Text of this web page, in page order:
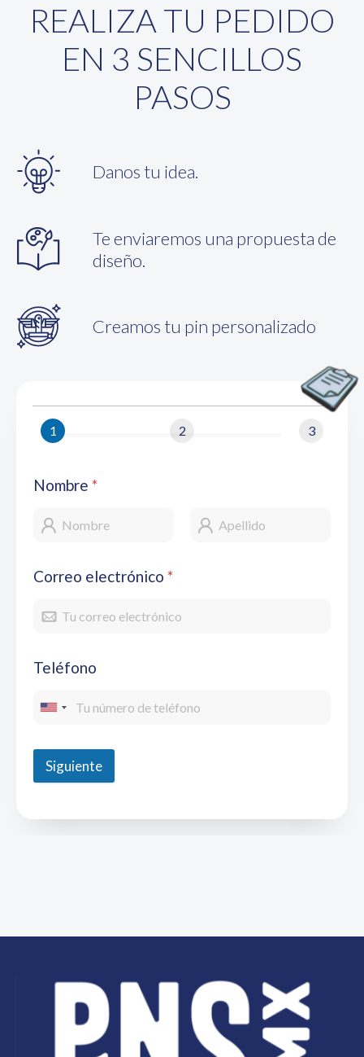
REALIZA TU PEDIDO
EN 3 SENCILLOS
PASOS
Danos tu idea.
Te enviaremos una propuesta de
diseño.
Creamos tu pin personalizado
1 2 3
Nombre *
Correo electrónico *
Teléfono
Siguiente